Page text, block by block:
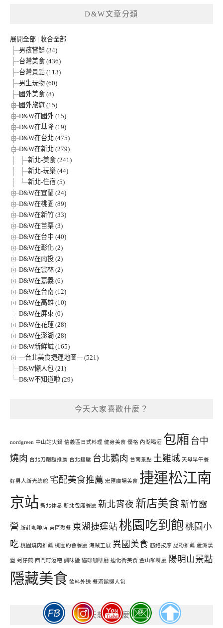
D&W文章分類
展開全部 | 收合全部
男孩嘗鮮 (34)
台灣美食 (436)
台灣景點 (113)
男生玩物 (60)
國外美食 (8)
國外旅遊 (15)
D&W在國外 (15)
D&W在基隆 (19)
D&W在台北 (475)
D&W在新北 (279)
新北-美食 (241)
新北-玩樂 (44)
新北-住宿 (5)
D&W在宜蘭 (24)
D&W在桃園 (89)
D&W在新竹 (33)
D&W在苗栗 (3)
D&W在台中 (40)
D&W在彰化 (2)
D&W在南投 (2)
D&W在雲林 (2)
D&W在嘉義 (6)
D&W在台南 (12)
D&W在高雄 (10)
D&W在屏東 (0)
D&W在花蓮 (28)
D&W在澎湖 (28)
D&W新鮮試 (165)
---台北美食捷運地圖--- (521)
D&W懶人包 (21)
D&W不知道啦 (29)
今天大家喜歡什麼？
nordgreen 中山站火鍋 信義區日式料理 健身美食 優格 內湖喝酒 包廂 台中
燒肉 台北刀削麵推薦 台北指壓 台北鵝肉 台南景點 土雞城 天母早午餐
好男人新光總舵 宅配美食推薦 宏匯廣場美食 捷運松江南
京站 新北休息 新北包廂餐廳 新北宵夜 新店美食新竹露
營 新莊咖啡店 東區聚餐 東湖捷運站 桃園吃到飽桃園小
吃 桃園燒肉推薦 桃園約會餐廳 海賊王展 異國美食 筋絡按摩 腸粉推薦 蘆洲漢
堡 蚵仔煎 西門町酒吧 調味鹽 貓咪咖啡廳 迪化街美食 金山咖啡廳 陽明山景點
隱藏美食 飲料外送 餐酒館懶人包
今天想吃什麼呢?